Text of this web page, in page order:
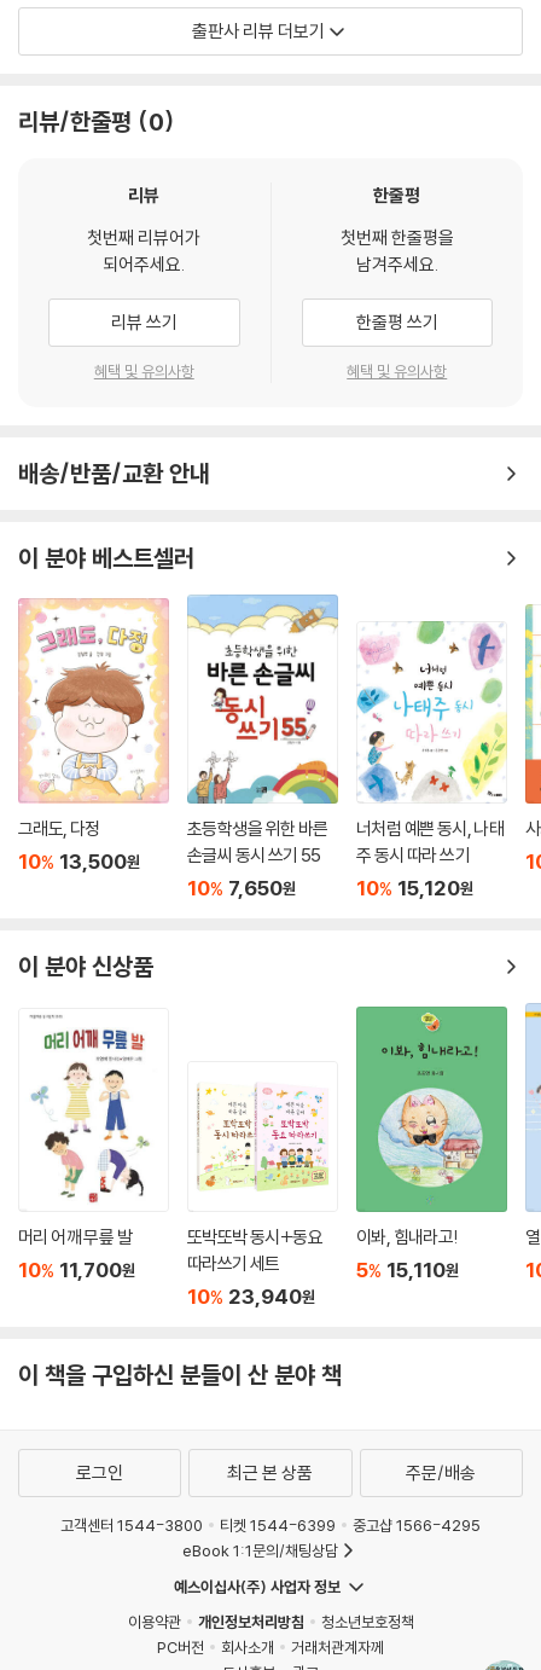
려오는 지식, 습득해야만 하는 지식과 별개로 자기만의 고유한 통찰을 가
꿔 나가는 기쁨을 알게 한다.
겨울 / 집을 팔고 / 아파트로 이사 갈까 하고 / 엄마와 이야기한 적 있는데
아서 // 눈사람도 못 만든다는 걸 // 하느님이 다 아시기 때문일까 ―「하느
님은 다 아신다」 전문
『땅콩은 방이 두 개다』에서는 동물의 멸종 등 부정적인 현상을 설명할 때
그 까닭을 사람들의 잘못으로 돌리고 반성하는 장면이 자주 포착된다. 그
/ 여우 기분이 어떻겠어? // 그래서 여우는 / 우리나라에는 안 살기로 하고
/ 모두 떠난 것이다 ―「여우야 돌아와」 부분
눈아 미안해 / 우리 집에 마당이 없으니까 / 너는 위험한 담장 위에 내리고
/ 자동차 지붕에도 내리고 / 하수구에도 내리고 // 너는 내리자마자 / 자동
차 바퀴에도 깔리고 / 전깃줄에도 붙들리고 / 연탄재에도 다치고 // 눈아
미안해 / 내가 크면 우리 집에 / 널따란 마당을 만들어 줄게 ―「눈아 미안
해」 전문
이 동시집의 백미는 화자가 미안한 마음을 느끼는 것에 멈추지 않고 잘못
된 상황을 회복하고자 하는 의지를 보이는 대목이다. 교활하고 간사한 이
미지를 온통 여우에게 뒤집어씌우니 여우가 우리나라를 떠난 것이라고 꼬
“제발 나에 대하여 / 뚱딴지같은 소리 좀 하지 마라”고 화를 내는 「뚱딴지」
등은 읽는 이로 하여금 머쓱한 웃음과 함께 생각할 거리를 남긴다. 이상국
의 동시에서는 지나치기 쉬운 존재들을 늘 아름답게 여기며 궁금해하고,
그 관심이 미안한 마음으로 이어지고, 반성과 해결 의지가 다시 커다란 아
름다움으로 되돌아온다. 이 둥글고 선한 아름다움의 바퀴는 어린 독자들의
길동무가 되어 오래오래 씩씩하게 굴러 갈 것이다.
출판사 리뷰 더보기
리뷰/한줄평 0
리뷰
첫번째 리뷰어가
되어주세요.
리뷰 쓰기
혜택 및 유의사항
한줄평
첫번째 한줄평을
남겨주세요.
한줄평 쓰기
혜택 및 유의사항
배송/반품/교환 안내
이 분야 베스트셀러
그래도, 다정
10% 13,500원
초등학생을 위한 바른
손글씨 동시 쓰기 55
10% 7,650원
너처럼 예쁜 동시, 나태
주 동시 따라 쓰기
10% 15,120원
이 분야 신상품
머리 어깨 무릎 발
10% 11,700원
또박또박 동시+동요
따라쓰기 세트
10% 23,940원
이봐, 힘내라고!
5% 15,110원
이 책을 구입하신 분들이 산 분야 책
로그인 최근 본 상품 주문/배송
고객센터 1544-3800 티켓 1544-6399
중고샵 1566-4295
eBook 1:1문의/채팅상담
예스이십사(주) 사업자 정보
이용약관
개인정보처리방침
청소년보호정책
PC버전
회사소개
거래처관계자께